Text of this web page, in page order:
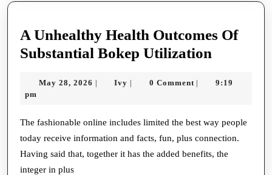
A Unhealthy Health Outcomes Of
Substantial Bokep Utilization
Health
Of
Bokep
May 28, 2026 May
| Ivy Ivy
| 0 Comment |
9:19
pm
The fashionable online includes limited the best way people
today receive information and facts, fun, plus connection.
Having said that, together it has the added benefits, the
integer in plus